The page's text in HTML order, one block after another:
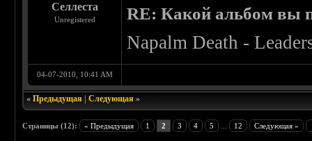
Селлеста
Unregistered RE: Какой альбом вы
Napalm Death -
04-07-2010, 10:41 AM
«Предыдущая |Следующая »
Страницы (12): « Предыдущая 1 2 3 4 5 12 Следующая »